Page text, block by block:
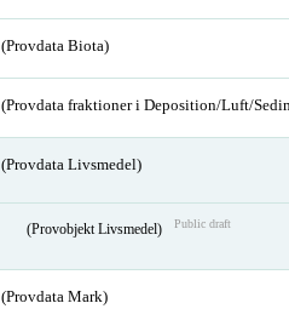
(Provdata Biota)
(Provdata fraktioner i Deposition/Luft/
(Provdata Livsmedel)
(Provobjekt Livsmedel) Public draft
(Provdata Mark)